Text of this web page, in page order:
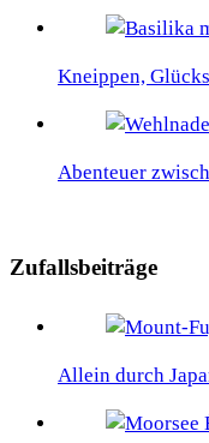
Kneippen,
Abenteuer
Zufallsbeiträge
Allein durch